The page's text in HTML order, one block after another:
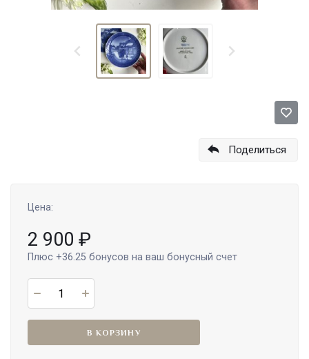
Поделиться
Цена:
2 900 ₽
Плюс +36.25 бонусов на ваш бонусный счет
В КОРЗИНУ